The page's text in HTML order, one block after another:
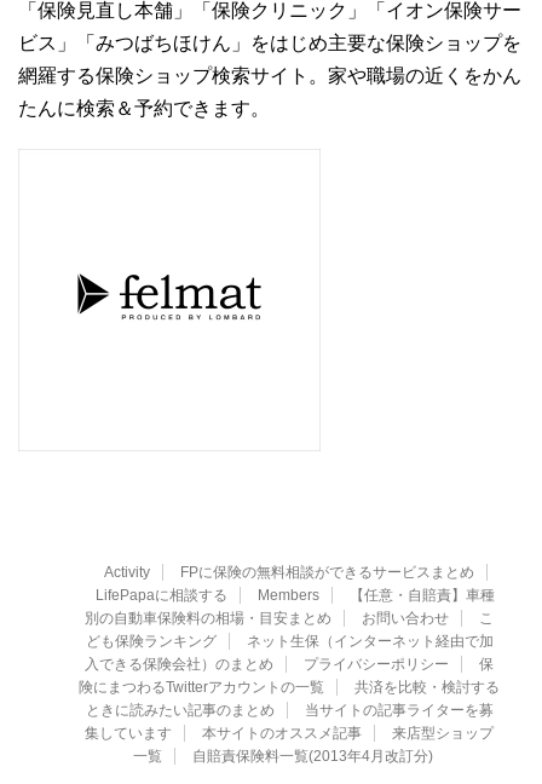
「保険見直し本舗」「保険クリニック」「イオン保険サー
ビス」「みつばちほけん」をはじめ主要な保険ショップを
網羅する保険ショップ検索サイト。家や職場の近くをかん
たんに検索＆予約できます。
Activity
FPに保険の無料相談ができるサービスまとめ
LifePapaに相談する
Members
【任意・自賠責】車種
別の自動車保険料の相場・目安まとめ
お問い合わせ
こ
ども保険ランキング
ネット生保（インターネット経由で加
入できる保険会社）のまとめ
プライバシーポリシー
保
険にまつわるTwitterアカウントの一覧
共済を比較・検討する
ときに読みたい記事のまとめ
当サイトの記事ライターを募
集しています
本サイトのオススメ記事
来店型ショップ
一覧
自賠責保険料一覧(2013年4月改訂分)